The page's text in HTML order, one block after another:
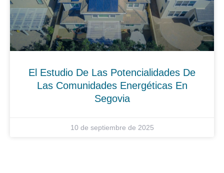
El Estudio De Las Potencialidades De
Las Comunidades Energéticas En
Segovia
10 de septiembre de 2025